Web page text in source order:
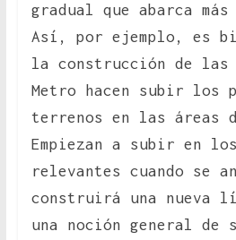
gradual que abarca
Así, por ejemplo, es
la construcción de
Metro hacen subir los
terrenos en las áreas
Empiezan a subir en
relevantes cuando se
construirá una nueva
una noción general de